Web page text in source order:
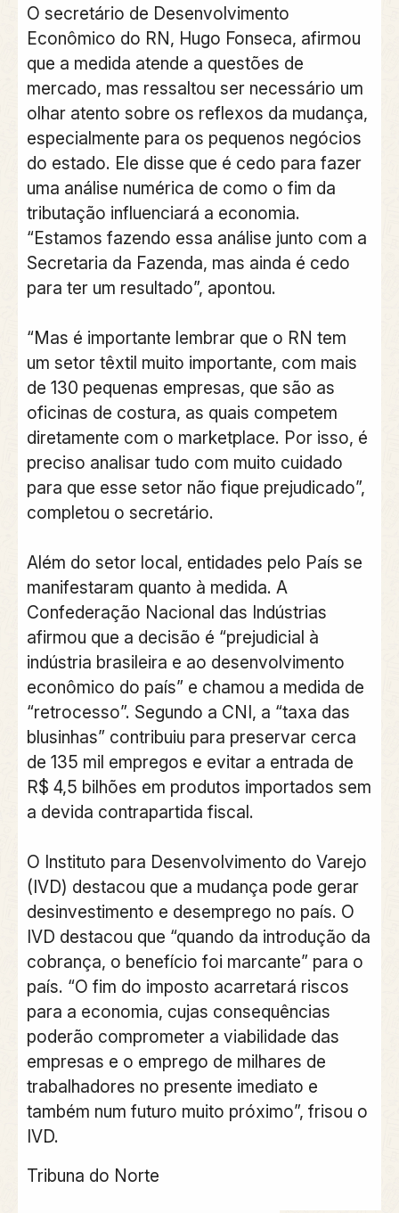
O secretário de Desenvolvimento
Econômico do RN, Hugo Fonseca, afirmou
que a medida atende a questões de
mercado, mas ressaltou ser necessário um
olhar atento sobre os reflexos da mudança,
especialmente para os pequenos negócios
do estado. Ele disse que é cedo para fazer
uma análise numérica de como o fim da
tributação influenciará a economia.
“Estamos fazendo essa análise junto com a
Secretaria da Fazenda, mas ainda é cedo
para ter um resultado”, apontou.
“Mas é importante lembrar que o RN tem
um setor têxtil muito importante, com mais
de 130 pequenas empresas, que são as
oficinas de costura, as quais competem
diretamente com o marketplace. Por isso, é
preciso analisar tudo com muito cuidado
para que esse setor não fique prejudicado”,
completou o secretário.
Além do setor local, entidades pelo País se
manifestaram quanto à medida. A
Confederação Nacional das Indústrias
afirmou que a decisão é “prejudicial à
indústria brasileira e ao desenvolvimento
econômico do país” e chamou a medida de
“retrocesso”. Segundo a CNI, a “taxa das
blusinhas” contribuiu para preservar cerca
de 135 mil empregos e evitar a entrada de
R$ 4,5 bilhões em produtos importados sem
a devida contrapartida fiscal.
O Instituto para Desenvolvimento do Varejo
(IVD) destacou que a mudança pode gerar
desinvestimento e desemprego no país. O
IVD destacou que “quando da introdução da
cobrança, o benefício foi marcante” para o
país. “O fim do imposto acarretará riscos
para a economia, cujas consequências
poderão comprometer a viabilidade das
empresas e o emprego de milhares de
trabalhadores no presente imediato e
também num futuro muito próximo”, frisou o
IVD.
Tribuna do Norte